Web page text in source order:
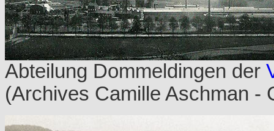
Abteilung Dommeldingen der
(Archives Camille Aschman -